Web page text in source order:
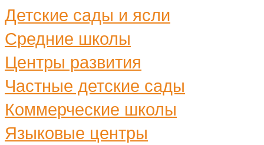
Детские сады и ясли
Средние школы
Центры развития
Частные детские сады
Коммерческие школы
Языковые центры